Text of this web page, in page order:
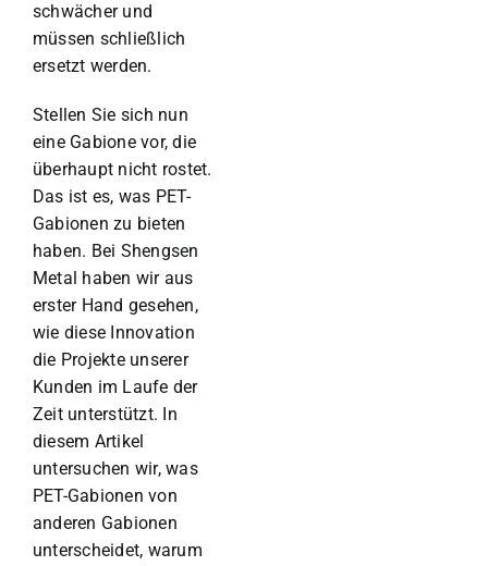
schwächer und
müssen schließlich
ersetzt werden.
Stellen Sie sich nun
eine Gabione vor, die
überhaupt nicht rostet.
Das ist es, was PET-
Gabionen zu bieten
haben. Bei Shengsen
Metal haben wir aus
erster Hand gesehen,
wie diese Innovation
die Projekte unserer
Kunden im Laufe der
Zeit unterstützt. In
diesem Artikel
untersuchen wir, was
PET-Gabionen von
anderen Gabionen
unterscheidet, warum